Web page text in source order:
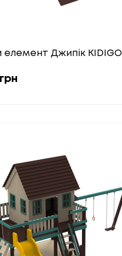
елемент Джипік KIDIGO